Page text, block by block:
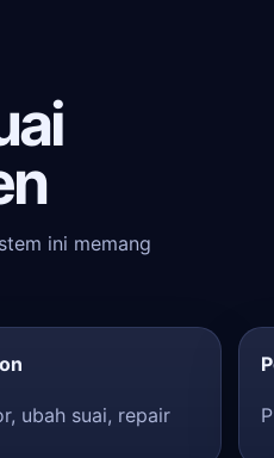
ini memang
ubah suai, repair